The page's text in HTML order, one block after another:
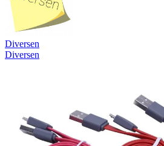
Diversen
Diversen